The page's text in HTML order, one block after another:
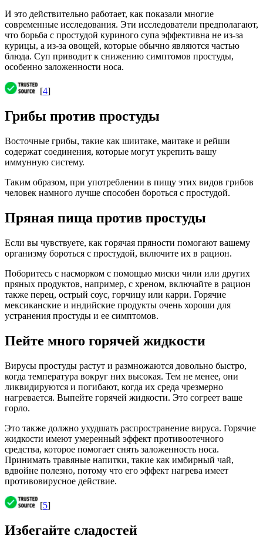
И это действительно работает, как показали многие
современные исследования. Эти исследователи предполагают,
что борьба с простудой куриного супа эффективна не из-за
курицы, а из-за овощей, которые обычно являются частью
блюда. Суп приводит к снижению симптомов простуды,
особенно заложенности носа.
[4]
Грибы против простуды
Восточные грибы, такие как шиитаке, маитаке и рейши
содержат соединения, которые могут укрепить вашу
иммунную систему.
Таким образом, при употреблении в пищу этих видов грибов
человек намного лучше способен бороться с простудой.
Пряная пища против простуды
Если вы чувствуете, как горячая пряности помогают вашему
организму бороться с простудой, включите их в рацион.
Поборитесь с насморком с помощью миски чили или других
пряных продуктов, например, с хреном, включайте в рацион
также перец, острый соус, горчицу или карри. Горячие
мексиканские и индийские продукты очень хороши для
устранения простуды и ее симптомов.
Пейте много горячей жидкости
Вирусы простуды растут и размножаются довольно быстро,
когда температура вокруг них высокая. Тем не менее, они
ликвидируются и погибают, когда их среда чрезмерно
нагревается. Выпейте горячей жидкости. Это согреет ваше
горло.
Это также должно ухудшать распространение вируса. Горячие
жидкости имеют умеренный эффект противоотечного
средства, которое помогает снять заложенность носа.
Принимать травяные напитки, такие как имбирный чай,
вдвойне полезно, потому что его эффект нагрева имеет
противовирусное действие.
[5]
Избегайте сладостей